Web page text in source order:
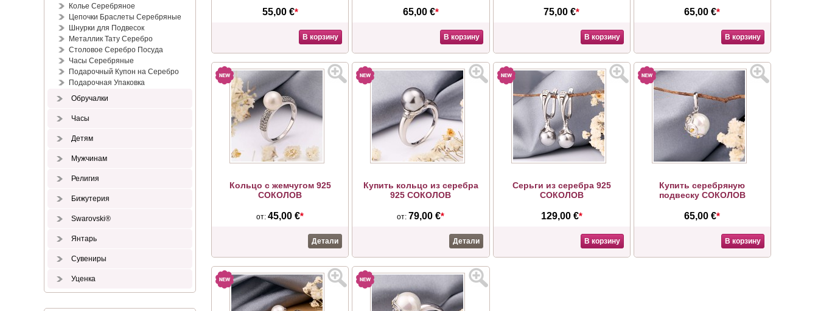
Колье Серебряное
Цепочки Браслеты Серебряные
Шнурки для Подвесок
Металлик Тату Серебро
Столовое Серебро Посуда
Часы Серебряные
Подарочный Купон на Серебро
Подарочная Упаковка
Обручалки
Часы
Детям
Мужчинам
Религия
Бижутерия
Swarovski®
Янтарь
Сувениры
Уценка
55,00 €*
В корзину
65,00 €*
В корзину
75,00 €*
В корзину
65,00 €*
В корзину
Кольцо с жемчугом 925
СОКОЛОВ
от:45,00 €*
Детали
Купить кольцо из серебра
925 СОКОЛОВ
от: 79,00 €*
Детали
Серьги из серебра 925
СОКОЛОВ
129,00 €*
В корзину
Купить серебряную
подвеску СОКОЛОВ
65,00 €*
В корзину